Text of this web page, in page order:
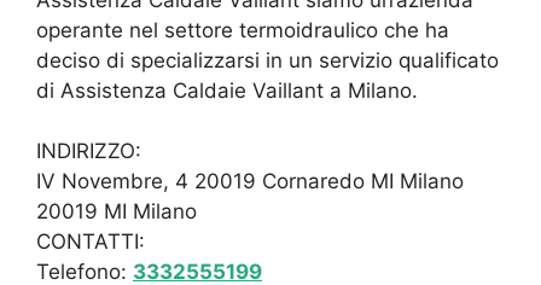
operante nel settore termoidraulico che ha
deciso di specializzarsi in un servizio qualificato
di Assistenza Caldaie Vaillant a Milano.
INDIRIZZO:
IV Novembre, 4 20019 Cornaredo MI Milano
20019 MI Milano
CONTATTI:
Telefono: 3332555199